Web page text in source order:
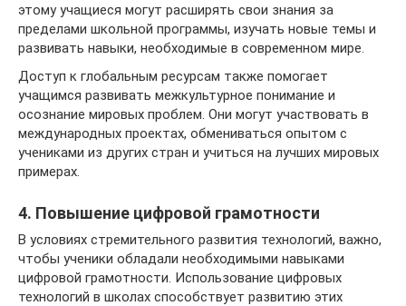
этому учащиеся могут расширять свои знания за
пределами школьной программы, изучать новые темы и
развивать навыки, необходимые в современном мире.
Доступ к глобальным ресурсам также помогает
учащимся развивать межкультурное понимание и
осознание мировых проблем. Они могут участвовать в
международных проектах, обмениваться опытом с
учениками из других стран и учиться на лучших мировых
примерах.
4. Повышение цифровой грамотности
В условиях стремительного развития технологий, важно,
чтобы ученики обладали необходимыми навыками
цифровой грамотности. Использование цифровых
технологий в школах способствует развитию этих